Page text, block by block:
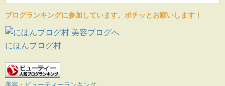
ブログランキングに参加しています。ポチッとお願いします！
にほんブログ村